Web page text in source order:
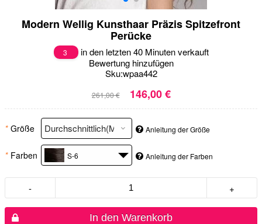
Modern Wellig Kunsthaar Präzis Spitzefront
Perücke
3
in den letzten 40 Minuten verkauft
Bewertung hinzufügen
Sku:wpaa442
261,00 € 146,00 €
* Größe Anleitung der Größe
* Farben S-6 Anleitung der Farben
- +
In den Warenkorb